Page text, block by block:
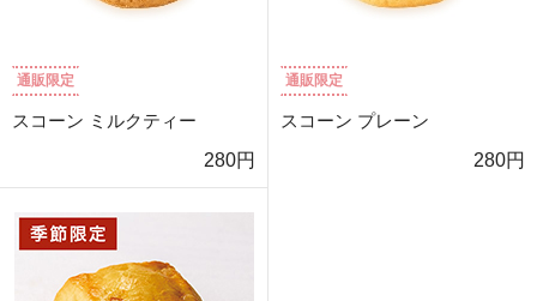
通販限定
スコーン ミルクティー
280円
通販限定
スコーン プレーン
280円